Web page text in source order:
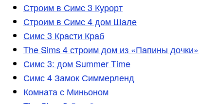
Строим в Симс 3 Курорт
Строим в Симс 4 дом Шале
Симс 3 Красти Краб
The Sims 4 строим дом из «Папины дочки»
Симс 3: дом Summer Time
Симс 4 Замок Симмерленд
Комната с Миньоном